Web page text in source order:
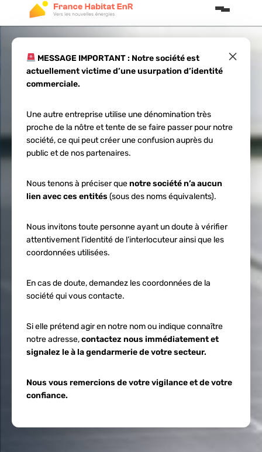
×
MESSAGE IMPORTANT : Notre société est
actuellement victime d’une usurpation d’identité
commerciale.
Une autre entreprise utilise une dénomination très
proche de la nôtre et tente de se faire passer pour notre
société, ce qui peut créer une confusion auprès du
public et de nos partenaires.
Nous tenons à préciser quenotre société n’a aucun
lien avec ces entités (sous des noms équivalents).
Nous invitons toute personne ayant un doute à vérifier
attentivement l’identité de l’interlocuteur ainsi que les
coordonnées utilisées.
En cas de doute, demandez les coordonnées de la
société qui vous contacte.
Si elle prétend agir en notre nom ou indique connaître
notre adresse,contactez nous immédiatement et
signalez le à la gendarmerie de votre secteur.
Nous vous remercions de votre vigilance et de votre
confiance.
Quels sont les
différents types
de panneaux
solaires ?